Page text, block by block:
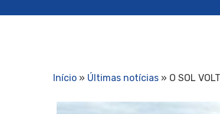
Início » Últimas notícias » O SOL